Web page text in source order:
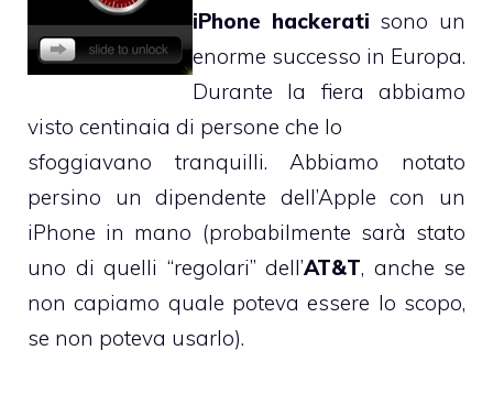
iPhone hackerati sono un
enorme successo in Europa.
Durante la fiera abbiamo
visto centinaia di persone che lo
sfoggiavano tranquilli. Abbiamo notato
persino un dipendente dell’Apple con un
iPhone in mano (probabilmente sarà stato
uno di quelli “regolari” dell’AT&T, anche se
non capiamo quale poteva essere lo scopo,
se non poteva usarlo).